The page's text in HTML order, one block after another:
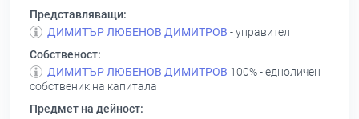
Представляващи:
ДИМИТЪР ЛЮБЕНОВ ДИМИТРОВ - управител
Собственост:
ДИМИТЪР ЛЮБЕНОВ ДИМИТРОВ 100% - едноличен
собственик на капитала
Предмет на дейност: